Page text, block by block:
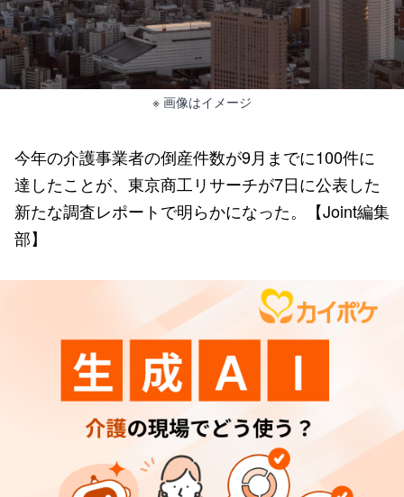
※ 画像はイメージ
今年の介護事業者の倒産件数が9月までに100件に
達したことが、東京商工リサーチが7日に公表した
新たな調査レポートで明らかになった。【Joint編集
部】